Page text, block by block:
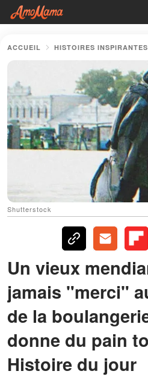
ACCUEIL HISTOIRES INSPIRANTES
Shutterstock
Un vieux
jamais "merci"
de la
donne du pain
Histoire du jour